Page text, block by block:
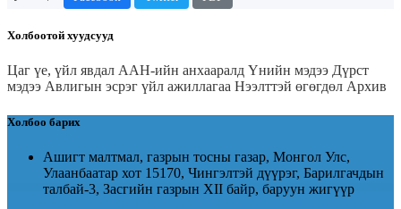
Холбоотой хуудсууд
Цаг үе, үйл явдал ААН-ийн анхааралд Үнийн мэдээ Дүрст
мэдээ Авлигын эсрэг үйл ажиллагаа Нээлттэй өгөгдөл Архив
Холбоо барих
Ашигт малтмал, газрын тосны газар, Монгол Улс,
Улаанбаатар хот 15170, Чингэлтэй дүүрэг, Барилгачдын
талбай-3, Засгийн газрын XII байр, баруун жигүүр